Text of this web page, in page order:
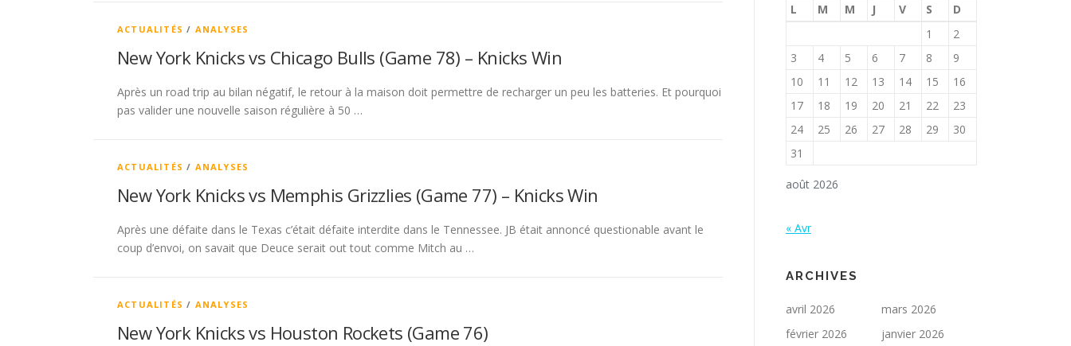
ACTUALITÉS / ANALYSES
New York Knicks vs Chicago Bulls (Game 78) – Knicks Win
Après un road trip au bilan négatif, le retour à la maison doit permettre de recharger un peu les batteries. Et pourquoi
pas valider une nouvelle saison régulière à 50 …
ACTUALITÉS / ANALYSES
New York Knicks vs Memphis Grizzlies (Game 77) – Knicks Win
Après une défaite dans le Texas c’était défaite interdite dans le Tennessee. JB était annoncé questionable avant le
coup d’envoi, on savait que Deuce serait out tout comme Mitch au …
ACTUALITÉS / ANALYSES
New York Knicks vs Houston Rockets (Game 76)
août 2026
L M M J V S
D
1
2
3
4 5 6 7 8
9
10
11 12 13 14 15
16
17
18 19 20 21 22
23
24
25 26 27 28 29
30
31
« Avr
ARCHIVES
avril 2026
mars 2026
février 2026
janvier 2026